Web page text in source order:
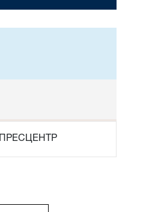
ПРЕСЦЕНТР